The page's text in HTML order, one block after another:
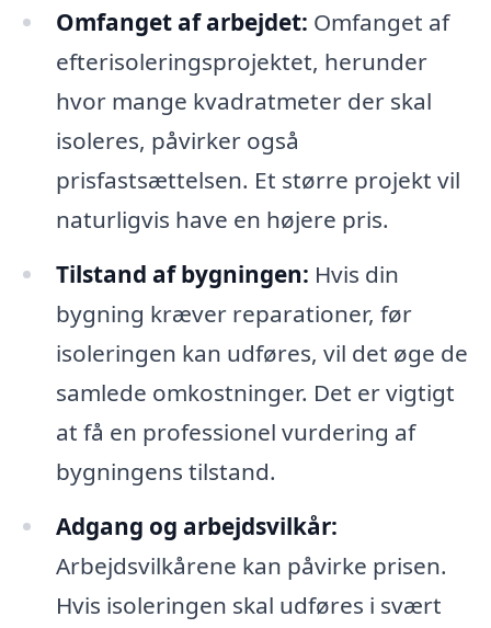
Omfanget af arbejdet: Omfanget af
efterisoleringsprojektet, herunder
hvor mange kvadratmeter der skal
isoleres, påvirker også
prisfastsættelsen. Et større projekt vil
naturligvis have en højere pris.
Tilstand af bygningen: Hvis din
bygning kræver reparationer, før
isoleringen kan udføres, vil det øge de
samlede omkostninger. Det er vigtigt
at få en professionel vurdering af
bygningens tilstand.
Adgang og arbejdsvilkår:
Arbejdsvilkårene kan påvirke prisen.
Hvis isoleringen skal udføres i svært